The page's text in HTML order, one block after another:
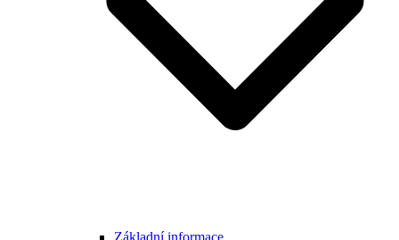
Základní informace